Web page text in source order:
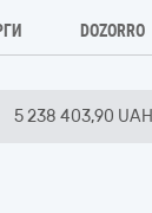
DOZORRO
5 238 403,90 UAH